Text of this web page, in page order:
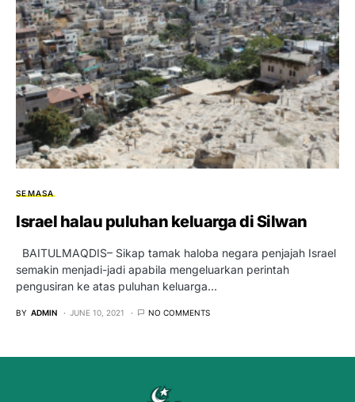
SEMASA
Israel halau puluhan keluarga di Silwan
BAITULMAQDIS– Sikap tamak haloba negara penjajah Israel
semakin menjadi-jadi apabila mengeluarkan perintah
pengusiran ke atas puluhan keluarga…
BY ADMIN JUNE 10, 2021 NO COMMENTS